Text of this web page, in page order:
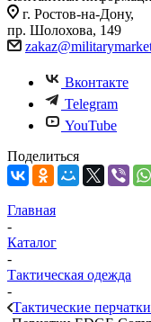
г. Ростов-на-Дону,
пр. Шолохова, 149
Вконтакте
Telegram
YouTube
Поделиться
Главная
-
Каталог
-
Тактическая одежда
-
Тактические перчатки